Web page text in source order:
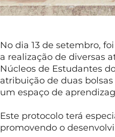
No dia 13 de setembro,
a realização de diversas
Núcleos de Estudantes
atribuição de duas
um espaço de
Este protocolo terá
promovendo o